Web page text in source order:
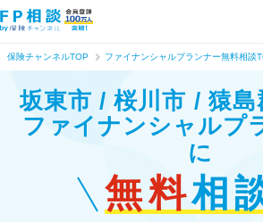
保険チャンネルTOP ファイナンシャルプランナー無料相談
坂東市 / 桜川市 / 猿
ファイナンシャルプ
に
無料相